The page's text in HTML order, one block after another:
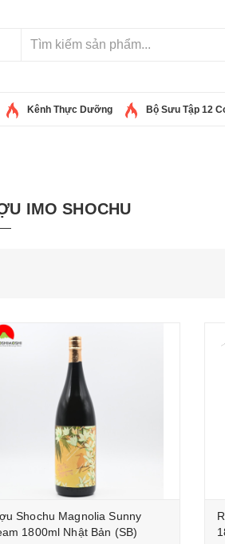
Kênh Thực Dưỡng Bộ Sưu Tập 12
IMO SHOCHU
Shochu Magnolia Sunny
1800ml Nhật Bản (SB)